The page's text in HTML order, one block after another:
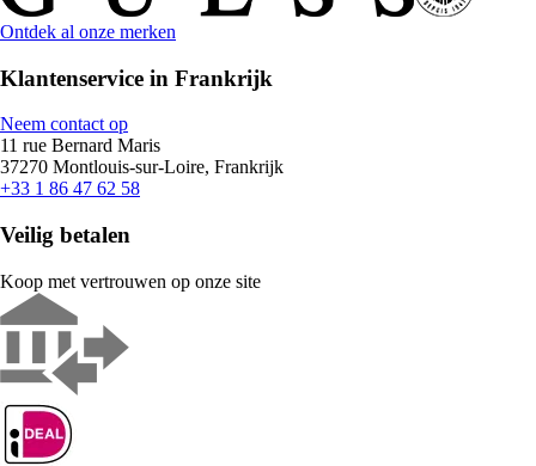
Ontdek al onze merken
Klantenservice in Frankrijk
Neem contact op
11 rue Bernard Maris
37270 Montlouis-sur-Loire, Frankrijk
+33 1 86 47 62 58
Veilig betalen
Koop met vertrouwen op onze site